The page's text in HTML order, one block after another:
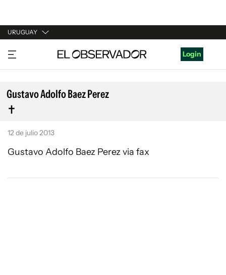
URUGUAY
URUGUAY
ARGENTINA
ESPAÑA
ESTADOS UNIDOS
Login
Gustavo Adolfo Baez Perez
12 de julio 2013
Gustavo Adolfo Baez Perez via fax